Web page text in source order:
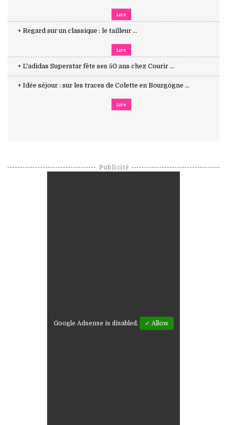
Lire
+ Regard sur un classique : le tailleur ...
Lire
+ L'adidas Superstar fête ses 50 ans chez Courir ...
+ Idée séjour : sur les traces de Colette en Bourgogne ...
Lire
Publicité
Google Adsense is disabled. ✓ Allow